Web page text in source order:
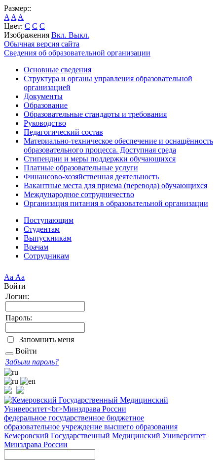
Размер::
A A A
Цвет: C C C
Изображения Вкл. Выкл.
Обычная версия сайта
Сведения об образовательной организации
Основные сведения
Структура и органы управления образовательной
организацией
Документы
Образование
Образовательные стандарты и требования
Руководство
Педагогический состав
Материально-техническое обеспечение и оснащённость
образовательного процесса. Доступная среда
Стипендии и меры поддержки обучающихся
Платные образовательные услуги
Финансово-хозяйственная деятельность
Вакантные места для приема (перевода) обучающихся
Международное сотрудничество
Организация питания в образовательной организации
Поступающим
Студентам
Выпускникам
Врачам
Сотрудникам
Аа Аа
Войти
Логин:
Пароль:
Запомнить меня
Войти
Забыли пароль?
федеральное государственное бюджетное
образовательное учреждение высшего образования
Кемеровский Государственный Медицинский Университет
Минздрава России